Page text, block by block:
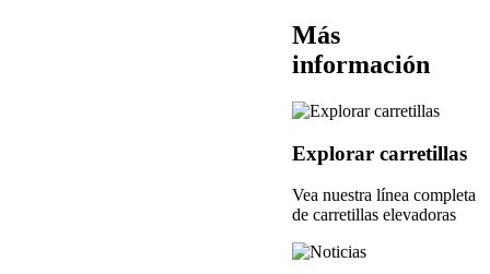
Más
información
Explorar carretillas
Vea nuestra línea completa
de carretillas elevadoras